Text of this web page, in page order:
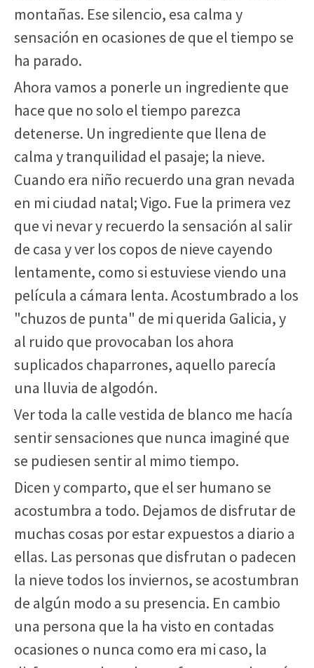
montañas. Ese silencio, esa calma y
sensación en ocasiones de que el tiempo se
ha parado.
Ahora vamos a ponerle un ingrediente que
hace que no solo el tiempo parezca
detenerse. Un ingrediente que llena de
calma y tranquilidad el pasaje; la nieve.
Cuando era niño recuerdo una gran nevada
en mi ciudad natal; Vigo. Fue la primera vez
que vi nevar y recuerdo la sensación al salir
de casa y ver los copos de nieve cayendo
lentamente, como si estuviese viendo una
película a cámara lenta. Acostumbrado a los
"chuzos de punta" de mi querida Galicia, y
al ruido que provocaban los ahora
suplicados chaparrones, aquello parecía
una lluvia de algodón.
Ver toda la calle vestida de blanco me hacía
sentir sensaciones que nunca imaginé que
se pudiesen sentir al mimo tiempo.
Dicen y comparto, que el ser humano se
acostumbra a todo. Dejamos de disfrutar de
muchas cosas por estar expuestos a diario a
ellas. Las personas que disfrutan o padecen
la nieve todos los inviernos, se acostumbran
de algún modo a su presencia. En cambio
una persona que la ha visto en contadas
ocasiones o nunca como era mi caso, la